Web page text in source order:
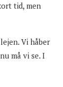
tid, men
Vi håber
må vi se. I